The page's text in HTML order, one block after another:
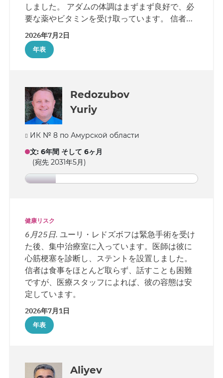
しました。 アダムの体調はまずまず良好で、必
要な薬やビタミンを受け取っています。 信者へ
の手紙は概ね定期的に届いています—週に10通
から40通ほどですが、2週間連続で手紙を渡さ
れなかったこともありました。一部の手紙は理
は自由時間に聖書を読んだり、コロニーの売店
で購入した数独やクロスワードを解いたり、送
られてきた小さなパズルを組み立てたりしてい
ます。
2026年7月2日
年表
Redozubov
Yuriy
ИК № 8 по Амурской области
文: 6年間 そして 6ヶ月
(宛先 2031年5月)
健康リスク
6月25日. ユーリ・レドズボフは緊急手術を受け
た後、集中治療室に入っています。医師は彼に
心筋梗塞を診断し、ステントを設置しました。
信者は食事をほとんど取らず、話すことも困難
ですが、医療スタッフによれば、彼の容態は安
定しています。
2026年7月1日
年表
Aliyev